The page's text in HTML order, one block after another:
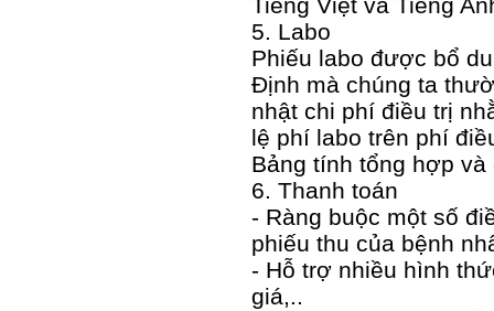
5. Labo
Phiếu labo được bổ
Định mà chúng ta
nhật chi phí điều trị
lệ phí labo trên phí
Bảng tính tổng hợp
6. Thanh toán
- Ràng buộc một số
phiếu thu của bệnh
- Hỗ trợ nhiều hình
giá,..